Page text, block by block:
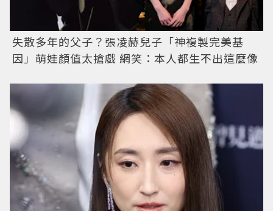
失散多年的父子？張凌赫兒子「神複製完美基
因」萌娃顏值太搶戲 網笑：本人都生不出這麼像